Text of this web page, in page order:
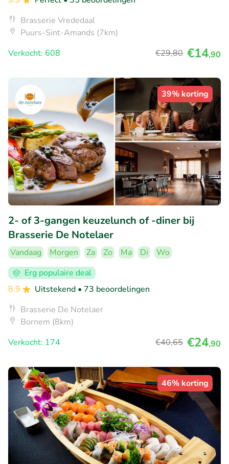
Brasserie Vrededaal
Puurs-Sint-Amands (7km)
Verkocht: 608
€29,80 €14,90
39% korting
2- of 3-gangen keuzelunch of -diner bij
Brasserie De Notelaer
Vandaag Morgen Za Zo Ma Di
Wo
Erg populaire deal
8.9
Uitstekend • 73 beoordelingen
Brasserie De Notelaer
Bornem (8km)
Verkocht: 174
€40,65 €24,90
46% korting